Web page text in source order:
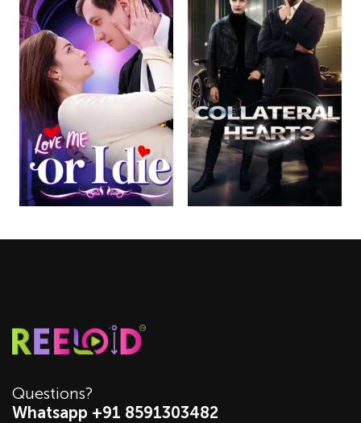
Questions?
Whatsapp +91 8591303482